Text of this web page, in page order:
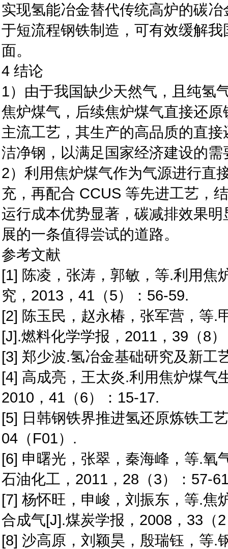
实现氢能冶金替代传统高炉的碳
于短流程钢铁制造，可有效缓解
面。
4 结论
1）由于我国缺少天然气，且纯氢
焦炉煤气，后续焦炉煤气直接还
主流工艺，其生产的高品质的直
洁净钢，以满足国家经济建设的需
2）利用焦炉煤气作为气源进行直
充，再配合 CCUS 等先进工艺，
运行成本优势显著，碳减排效果
展的一条值得尝试的道路。
参考文献
[1] 陈凌，张涛，郭敏，等.利用焦
究，2013，41（5）：56-59.
[2] 陈玉民，赵永椿，张军营，等.
[J].燃料化学学报，2011，39（8
[3] 郑少波.氢冶金基础研究及新工
[4] 高成亮，王太炎.利用焦炉煤气
2010，41（6）：15-17.
[5] 日韩钢铁界推进氢还原炼铁工
04（F01）.
[6] 申曙光，张翠，秦海峰，等.氧
石油化工，2011，28（3）：57-
[7] 杨怀旺，申峻，刘振东，等.焦
合成气[J].煤炭学报，2008，33（
[8] 沙高原，刘颖昊，殷瑞钰，等.